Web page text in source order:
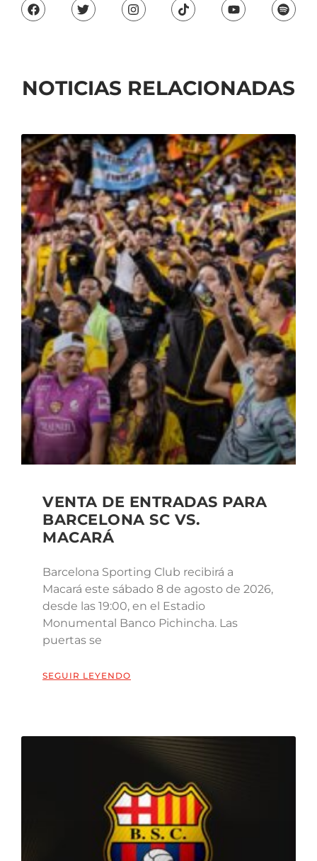
NOTICIAS RELACIONADAS
VENTA DE ENTRADAS PARA
BARCELONA SC VS.
MACARÁ
Barcelona Sporting Club recibirá a
Macará este sábado 8 de agosto de 2026,
desde las 19:00, en el Estadio
Monumental Banco Pichincha. Las
puertas se
SEGUIR LEYENDO